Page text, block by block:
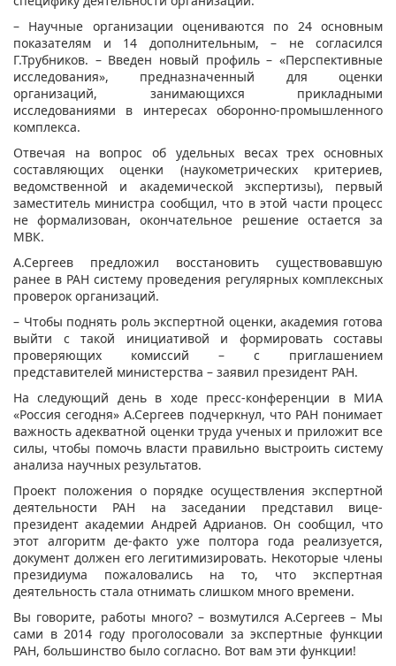
– Научные организации оцениваются по 24 основным
показателям и 14 дополнительным, – не согласился
Г.Трубников. – Введен новый профиль – «Перспективные
исследования», предназначенный для оценки
организаций, занимающихся прикладными
исследованиями в интересах оборонно-промышленного
комплекса.
Отвечая на вопрос об удельных весах трех основных
составляющих оценки (наукометрических критериев,
ведомственной и академической экспертизы), первый
заместитель министра сообщил, что в этой части процесс
не формализован, окончательное решение остается за
МВК.
А.Сергеев предложил восстановить существовавшую
ранее в РАН систему проведения регулярных комплексных
проверок организаций.
– Чтобы поднять роль экспертной оценки, академия готова
выйти с такой инициативой и формировать составы
проверяющих комиссий – с приглашением
представителей министерства – заявил президент РАН.
На следующий день в ходе пресс-конференции в МИА
«Россия сегодня» А.Сергеев подчеркнул, что РАН понимает
важность адекватной оценки труда ученых и приложит все
силы, чтобы помочь власти правильно выстроить систему
анализа научных результатов.
Проект положения о порядке осуществления экспертной
деятельности РАН на заседании представил вице-
президент академии Андрей Адрианов. Он сообщил, что
этот алгоритм де-факто уже полтора года реализуется,
документ должен его легитимизировать. Некоторые члены
президиума пожаловались на то, что экспертная
деятельность стала отнимать слишком много времени.
Вы говорите, работы много? – возмутился А.Сергеев – Мы
сами в 2014 году проголосовали за экспертные функции
РАН, большинство было согласно. Вот вам эти функции!